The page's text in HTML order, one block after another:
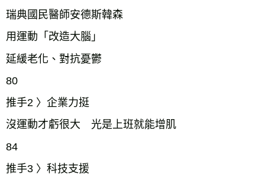
瑞典國民醫師安德斯韓森
用運動「改造大腦」
延緩老化、對抗憂鬱
80
推手2 〉企業力挺
沒運動才虧很大 光是上班就能增肌
84
推手3 〉科技支援